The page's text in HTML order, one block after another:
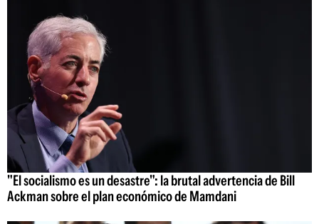
"El socialismo es un desastre": la brutal advertencia de Bill
Ackman sobre el plan económico de Mamdani